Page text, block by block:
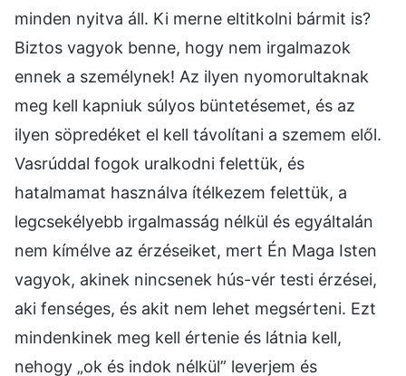
minden nyitva áll. Ki merne eltitkolni bármit is?
Biztos vagyok benne, hogy nem irgalmazok
ennek a személynek! Az ilyen nyomorultaknak
meg kell kapniuk súlyos büntetésemet, és az
ilyen söpredéket el kell távolítani a szemem elől.
Vasrúddal fogok uralkodni felettük, és
hatalmamat használva ítélkezem felettük, a
legcsekélyebb irgalmasság nélkül és egyáltalán
nem kímélve az érzéseiket, mert Én Maga Isten
vagyok, akinek nincsenek hús-vér testi érzései,
aki fenséges, és akit nem lehet megsérteni. Ezt
mindenkinek meg kell értenie és látnia kell,
nehogy „ok és indok nélkül” leverjem és